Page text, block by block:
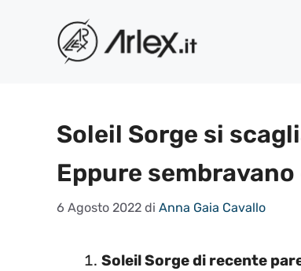
contenuto
Soleil Sorge si
Eppure
6 Agosto 2022 di Anna Gaia Cavallo
Soleil Sorge di recente